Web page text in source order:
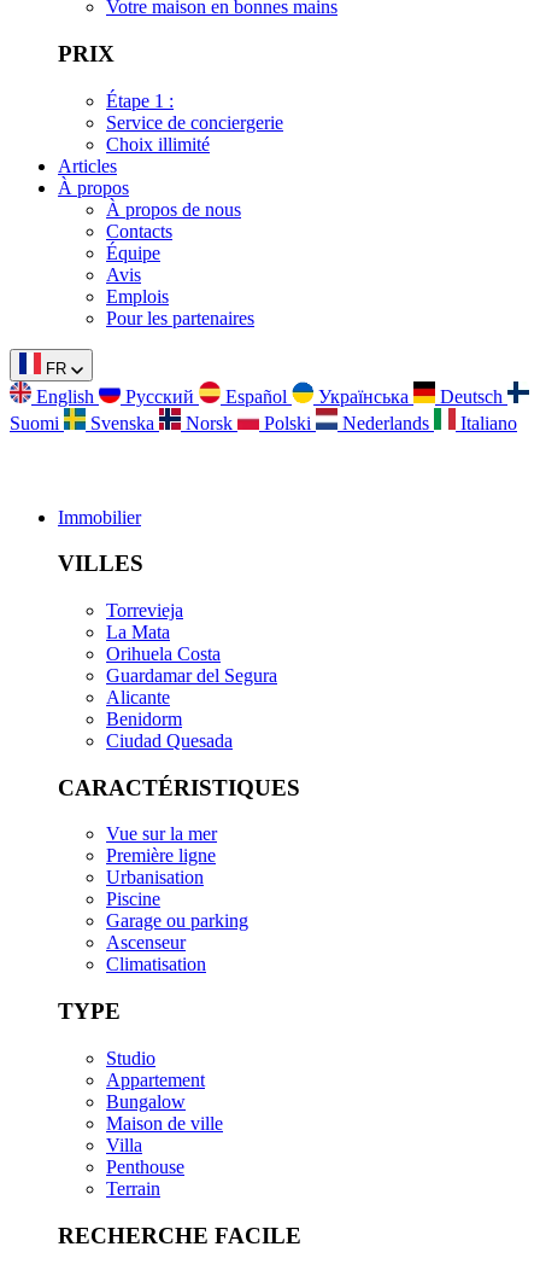
Votre maison en bonnes mains
PRIX
Étape 1 :
Service de conciergerie
Choix illimité
Articles
À propos
À propos de nous
Contacts
Équipe
Avis
Emplois
Pour les partenaires
FR
English Русский Español Українська
Deutsch
Suomi
Svenska Norsk Polski Nederlands Italiano
Immobilier
VILLES
Torrevieja
La Mata
Orihuela Costa
Guardamar del Segura
Alicante
Benidorm
Ciudad Quesada
CARACTÉRISTIQUES
Vue sur la mer
Première ligne
Urbanisation
Piscine
Garage ou parking
Ascenseur
Climatisation
TYPE
Studio
Appartement
Bungalow
Maison de ville
Villa
Penthouse
Terrain
RECHERCHE FACILE